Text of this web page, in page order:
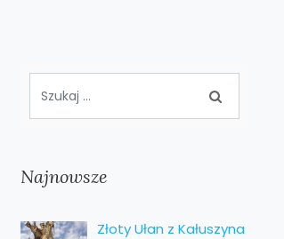
Najnowsze
Złoty Ułan z Kałuszyna